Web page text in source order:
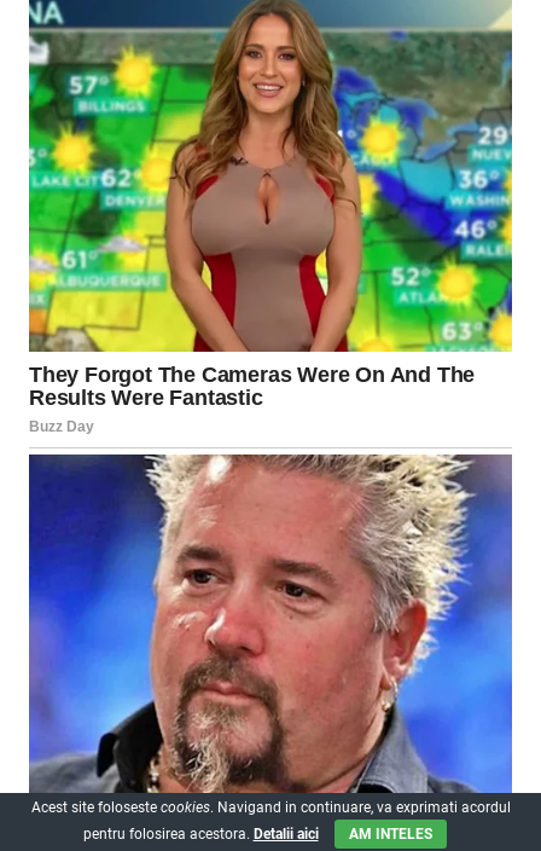
Acest site foloseste cookies. Navigand in continuare, va exprimati acordul
pentru folosirea acestora. Detalii aici AM INTELES